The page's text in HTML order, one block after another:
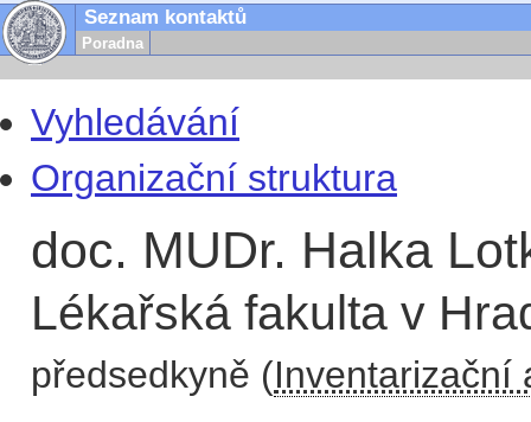
Seznam kontaktů
Poradna
Vyhledávání
Organizační struktura
doc. MUDr. Halka
Lékařská fakulta v
předsedkyně (Inventarizační